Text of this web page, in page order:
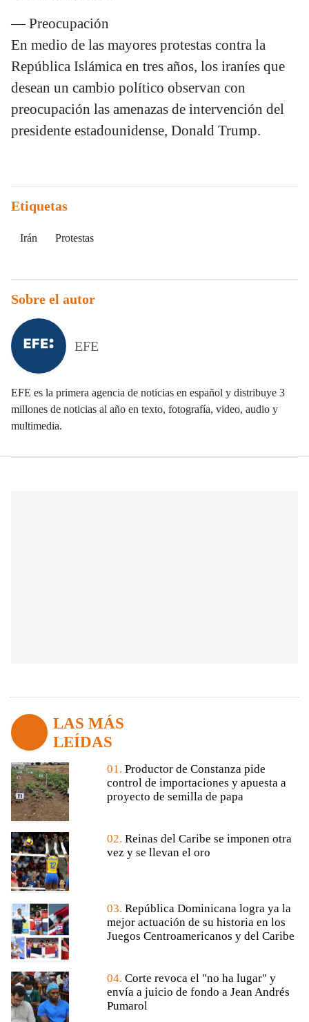
— Preocupación
En medio de las mayores protestas contra la
República Islámica en tres años, los iraníes que
desean un cambio político observan con
preocupación las amenazas de intervención del
presidente estadounidense, Donald Trump.
Etiquetas
Irán Protestas
Sobre el autor
EFE
EFE es la primera agencia de noticias en español y distribuye 3
millones de noticias al año en texto, fotografía, video, audio y
multimedia.
LAS MÁS
LEÍDAS
01. Productor de Constanza pide
control de importaciones y apuesta a
proyecto de semilla de papa
02. Reinas del Caribe se imponen otra
vez y se llevan el oro
03. República Dominicana logra ya la
mejor actuación de su historia en los
Juegos Centroamericanos y del Caribe
04. Corte revoca el "no ha lugar" y
envía a juicio de fondo a Jean Andrés
Pumarol